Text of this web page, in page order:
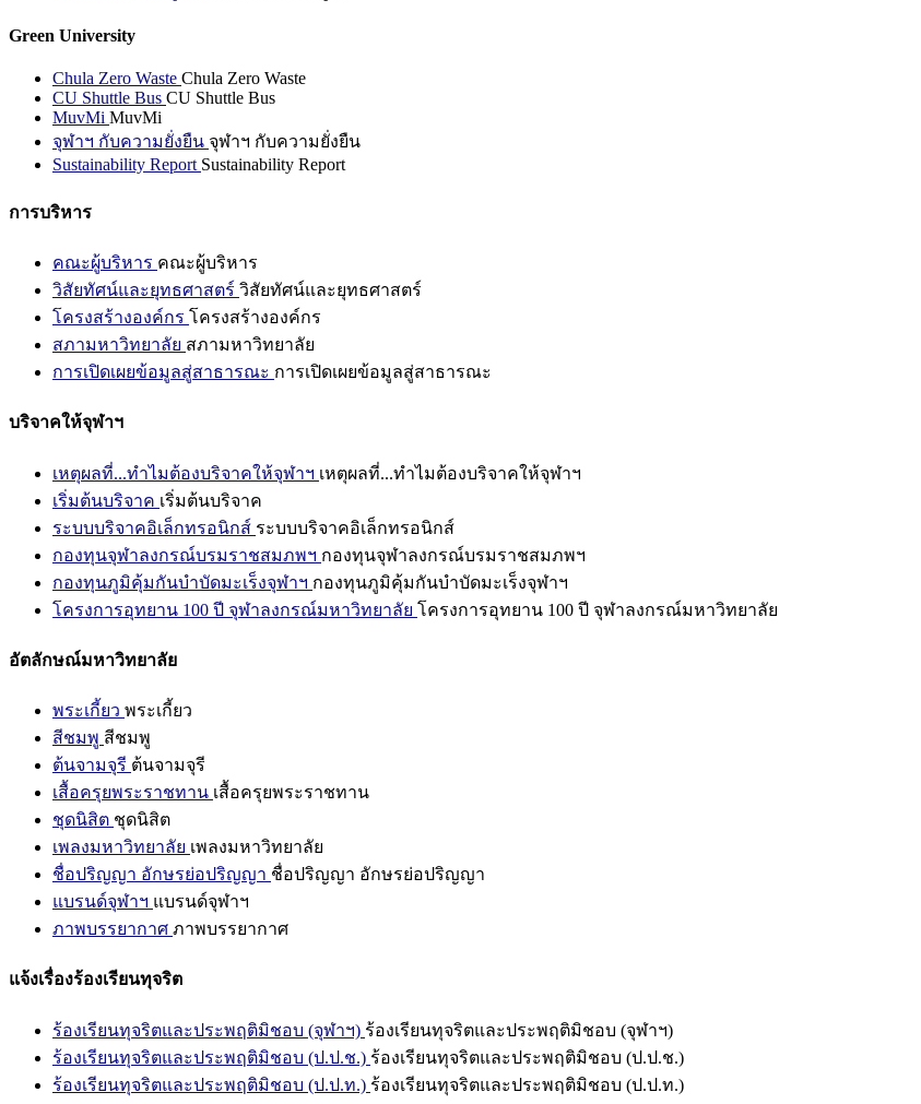
Green University
Chula Zero Waste Chula Zero Waste
CU Shuttle Bus CU Shuttle Bus
MuvMi MuvMi
จุฬาฯ กับความยั่งยืน จุฬาฯ กับความยั่งยืน
Sustainability Report Sustainability Report
การบริหาร
คณะผู้บริหาร คณะผู้บริหาร
วิสัยทัศน์และยุทธศาสตร์ วิสัยทัศน์และยุทธศาสตร์
โครงสร้างองค์กร โครงสร้างองค์กร
สภามหาวิทยาลัย สภามหาวิทยาลัย
การเปิดเผยข้อมูลสู่สาธารณะ การเปิดเผยข้อมูลสู่สาธารณะ
บริจาคให้จุฬาฯ
เหตุผลที่...ทำไมต้องบริจาคให้จุฬาฯ เหตุผลที่...ทำไมต้องบริจาคให้จุฬาฯ
เริ่มต้นบริจาค เริ่มต้นบริจาค
ระบบบริจาคอิเล็กทรอนิกส์ ระบบบริจาคอิเล็กทรอนิกส์
กองทุนจุฬาลงกรณ์บรมราชสมภพฯ กองทุนจุฬาลงกรณ์บรมราชสมภพฯ
กองทุนภูมิคุ้มกันบำบัดมะเร็งจุฬาฯ กองทุนภูมิคุ้มกันบำบัดมะเร็งจุฬาฯ
โครงการอุทยาน 100 ปี จุฬาลงกรณ์มหาวิทยาลัย โครงการอุทยาน 100 ปี จุฬาลงกรณ์มหาวิทยาลัย
อัตลักษณ์มหาวิทยาลัย
พระเกี้ยว พระเกี้ยว
สีชมพู สีชมพู
ต้นจามจุรี ต้นจามจุรี
เสื้อครุยพระราชทาน เสื้อครุยพระราชทาน
ชุดนิสิต ชุดนิสิต
เพลงมหาวิทยาลัย เพลงมหาวิทยาลัย
ชื่อปริญญา อักษรย่อปริญญา ชื่อปริญญา อักษรย่อปริญญา
แบรนด์จุฬาฯ แบรนด์จุฬาฯ
ภาพบรรยากาศ ภาพบรรยากาศ
แจ้งเรื่องร้องเรียนทุจริต
ร้องเรียนทุจริตและประพฤติมิชอบ (จุฬาฯ) ร้องเรียนทุจริตและประพฤติมิชอบ (จุฬาฯ)
ร้องเรียนทุจริตและประพฤติมิชอบ (ป.ป.ช.) ร้องเรียนทุจริตและประพฤติมิชอบ (ป.ป.ช.)
ร้องเรียนทุจริตและประพฤติมิชอบ (ป.ป.ท.) ร้องเรียนทุจริตและประพฤติมิชอบ (ป.ป.ท.)